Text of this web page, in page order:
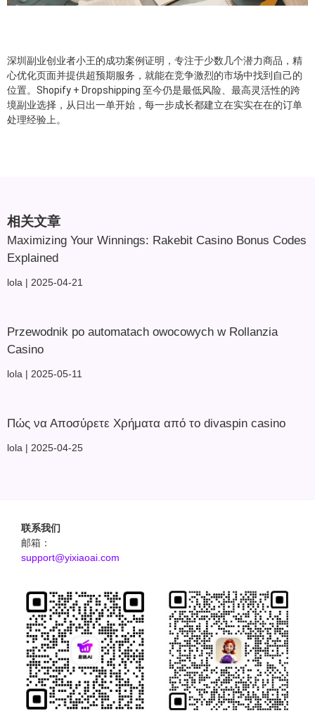
深圳副业创业者小王的成功案例证明，专注于少数几个潜力商品，精
心优化页面并提供超预期服务，就能在竞争激烈的市场中找到自己的
位置。Shopify + Dropshipping 至今仍是最低风险、最高灵活性的跨
境副业选择，从日出一单开始，每一步成长都建立在实实在在的订单
处理经验上。
相关文章
Maximizing Your Winnings: Rakebit Casino Bonus Codes
Explained
lola 2025-04-21
Przewodnik po automatach owocowych w Rollanzia
Casino
lola 2025-05-11
Πώς να Αποσύρετε Χρήματα από το divaspin casino
lola 2025-04-25
联系我们
邮箱：
support@yixiaoai.com